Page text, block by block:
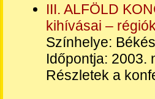
III. ALFÖLD
kihívásai –
Színhelye:
Időpontja: 2003.
Részletek a